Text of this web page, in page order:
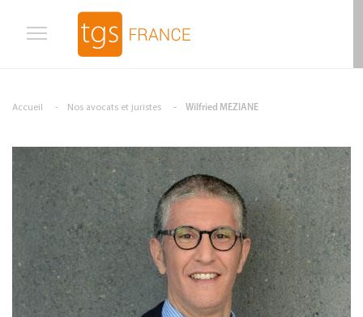
Accueil Nos avocats et juristes Wilfried MEZIANE